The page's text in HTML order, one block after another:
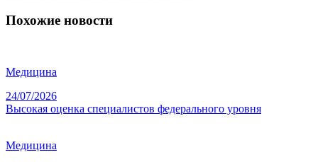
Похожие новости
Медицина
24/07/2026
Высокая оценка специалистов федерального уровня
Медицина